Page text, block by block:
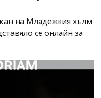
на Младежкия хълм
се онлайн за